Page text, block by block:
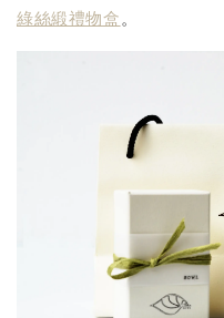
綠絲緞禮物盒 。